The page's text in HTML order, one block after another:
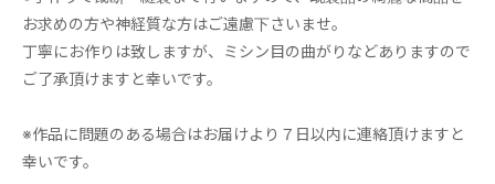
お求めの方や神経質な方はご遠慮下さいませ。
丁寧にお作りは致しますが、ミシン目の曲がりなどありますので
ご了承頂けますと幸いです。
※作品に問題のある場合はお届けより７日以内に連絡頂けますと
幸いです。